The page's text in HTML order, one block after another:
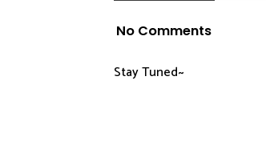
No Comments
Stay Tuned~